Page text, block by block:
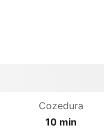
Cozedura
10 min